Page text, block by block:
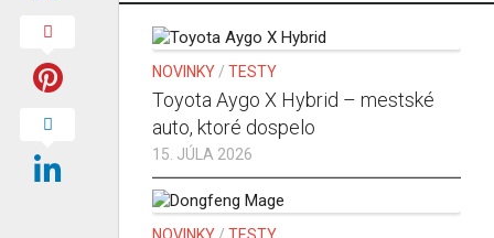
NOVINKY / TESTY
Toyota Aygo X Hybrid – mestské
auto, ktoré dospelo
15. JÚLA 2026